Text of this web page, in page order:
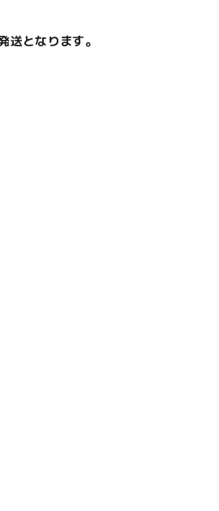
送となります。